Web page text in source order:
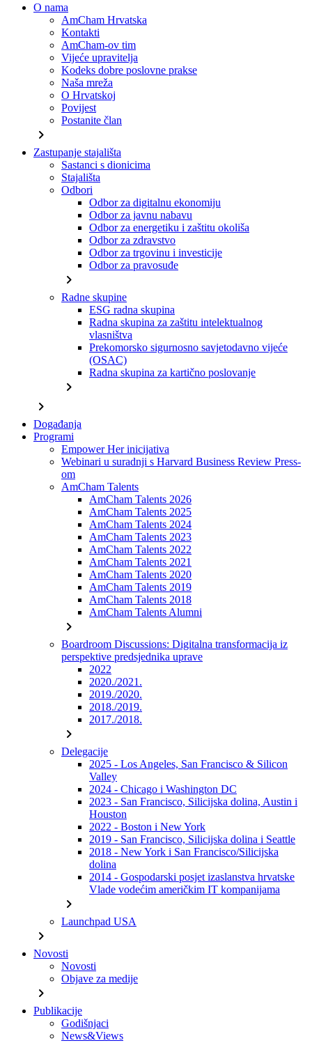
O nama
AmCham Hrvatska
Kontakti
AmCham-ov tim
Vijeće upravitelja
Kodeks dobre poslovne prakse
Naša mreža
O Hrvatskoj
Povijest
Postanite član
chevron_right
Zastupanje stajališta
Sastanci s dionicima
Stajališta
Odbori
Odbor za digitalnu ekonomiju
Odbor za javnu nabavu
Odbor za energetiku i zaštitu okoliša
Odbor za zdravstvo
Odbor za trgovinu i investicije
Odbor za pravosuđe
chevron_right
Radne skupine
ESG radna skupina
Radna skupina za zaštitu intelektualnog
vlasništva
Prekomorsko sigurnosno savjetodavno vijeće
(OSAC)
Radna skupina za kartično poslovanje
chevron_right
chevron_right
Događanja
Programi
Empower Her inicijativa
Webinari u suradnji s Harvard Business Review Press-
om
AmCham Talents
AmCham Talents 2026
AmCham Talents 2025
AmCham Talents 2024
AmCham Talents 2023
AmCham Talents 2022
AmCham Talents 2021
AmCham Talents 2020
AmCham Talents 2019
AmCham Talents 2018
AmCham Talents Alumni
chevron_right
Boardroom Discussions: Digitalna transformacija iz
perspektive predsjednika uprave
2022
2020./2021.
2019./2020.
2018./2019.
2017./2018.
chevron_right
Delegacije
2025 - Los Angeles, San Francisco & Silicon
Valley
2024 - Chicago i Washington DC
2023 - San Francisco, Silicijska dolina, Austin i
Houston
2022 - Boston i New York
2019 - San Francisco, Silicijska dolina i Seattle
2018 - New York i San Francisco/Silicijska
dolina
2014 - Gospodarski posjet izaslanstva hrvatske
Vlade vodećim američkim IT kompanijama
chevron_right
Launchpad USA
chevron_right
Novosti
Novosti
Objave za medije
chevron_right
Publikacije
Godišnjaci
News&Views